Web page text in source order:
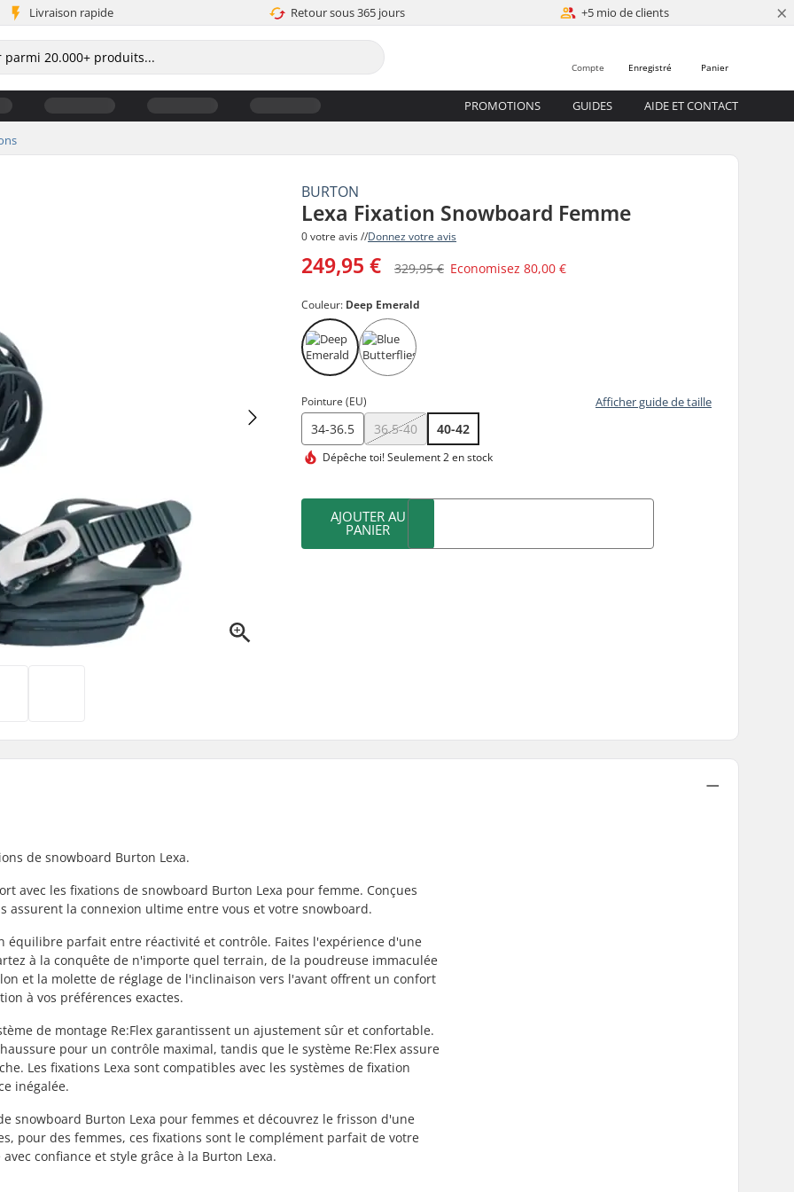
Livraison rapide Retour sous 365 jours +5 mio de clients ×
Panier
Enregistré
Compte
PROMOTIONS GUIDES AIDE ET CONTACT
BURTON
Lexa Fixation Snowboard Femme
0 votre avis //Donnez votre avis
249,95 € 329,95 € Economisez80,00 €
Couleur: Deep Emerald
Pointure (EU) Afficher guide de taille
34-36.5 36.5-40 40-42
Dépêche toi!Seulement 2 en stock
AJOUTER AU
PANIER
de snowboard Burton Lexa.
avec les fixations de snowboard Burton Lexa pour femme. Conçues
assurent la connexion ultime entre vous et votre snowboard.
équilibre parfait entre réactivité et contrôle. Faites l'expérience d'une
à la conquête de n'importe quel terrain, de la poudreuse immaculée
et la molette de réglage de l'inclinaison vers l'avant offrent un confort
à vos préférences exactes.
de montage Re:Flex garantissent un ajustement sûr et confortable.
pour un contrôle maximal, tandis que le système Re:Flex assure
Les fixations Lexa sont compatibles avec les systèmes de fixation
inégalée.
snowboard Burton Lexa pour femmes et découvrez le frisson d'une
pour des femmes, ces fixations sont le complément parfait de votre
confiance et style grâce à la Burton Lexa.